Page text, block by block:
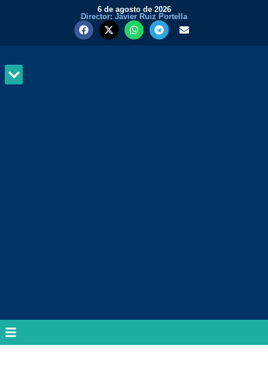
6 de agosto de 2026
Director: Javier Ruiz Portella